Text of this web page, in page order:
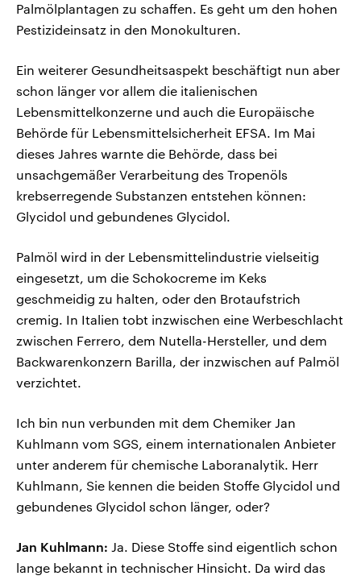
Palmölplantagen zu schaffen. Es geht um den hohen
Pestizideinsatz in den Monokulturen.
Ein weiterer Gesundheitsaspekt beschäftigt nun aber
schon länger vor allem die italienischen
Lebensmittelkonzerne und auch die Europäische
Behörde für Lebensmittelsicherheit EFSA. Im Mai
dieses Jahres warnte die Behörde, dass bei
unsachgemäßer Verarbeitung des Tropenöls
krebserregende Substanzen entstehen können:
Glycidol und gebundenes Glycidol.
Palmöl wird in der Lebensmittelindustrie vielseitig
eingesetzt, um die Schokocreme im Keks
geschmeidig zu halten, oder den Brotaufstrich
cremig. In Italien tobt inzwischen eine Werbeschlacht
zwischen Ferrero, dem Nutella-Hersteller, und dem
Backwarenkonzern Barilla, der inzwischen auf Palmöl
verzichtet.
Ich bin nun verbunden mit dem Chemiker Jan
Kuhlmann vom SGS, einem internationalen Anbieter
unter anderem für chemische Laboranalytik. Herr
Kuhlmann, Sie kennen die beiden Stoffe Glycidol und
gebundenes Glycidol schon länger, oder?
Jan Kuhlmann: Ja. Diese Stoffe sind eigentlich schon
lange bekannt in technischer Hinsicht. Da wird das